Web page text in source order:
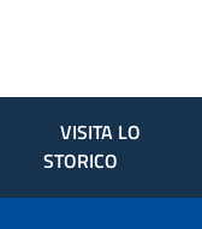
VISITA LO
STORICO